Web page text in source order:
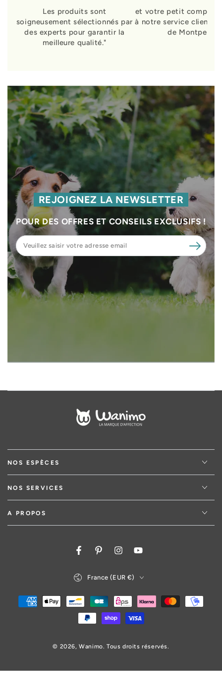
Les produits sont
soigneusement sélectionnés par
des experts pour garantir la
meilleure qualité."
et votre petit
à notre service clients
de Montpellier
REJOIGNEZ LA NEWSLETTER
POUR DES OFFRES ET CONSEILS EXCLUSIFS !
Veuillez
saisir
votre
adresse
email
NOS ESPÈCES
NOS SERVICES
A PROPOS
FacebookPinterestInstagramYouTube
© 2026,Wanimo. Tous droits réservés.
France (EUR €)
Modes